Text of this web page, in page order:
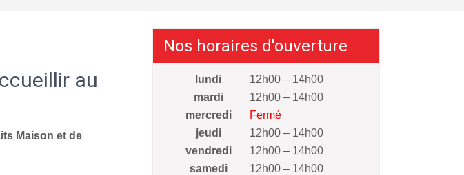
au
Maison et de
Nos horaires d'ouverture
lundi
12h00 – 14h00
mardi
12h00 – 14h00
mercredi
Fermé
jeudi
12h00 – 14h00
vendredi
12h00 – 14h00
samedi
12h00 – 14h00